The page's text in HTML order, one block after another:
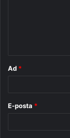
Ad *
E-posta *